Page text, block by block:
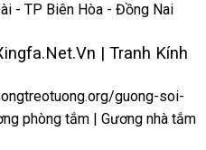
- TP Biên Hòa - Đồng Nai
| Tranh Kính
guong-soi-
phòng tắm| Gương nhà tắm